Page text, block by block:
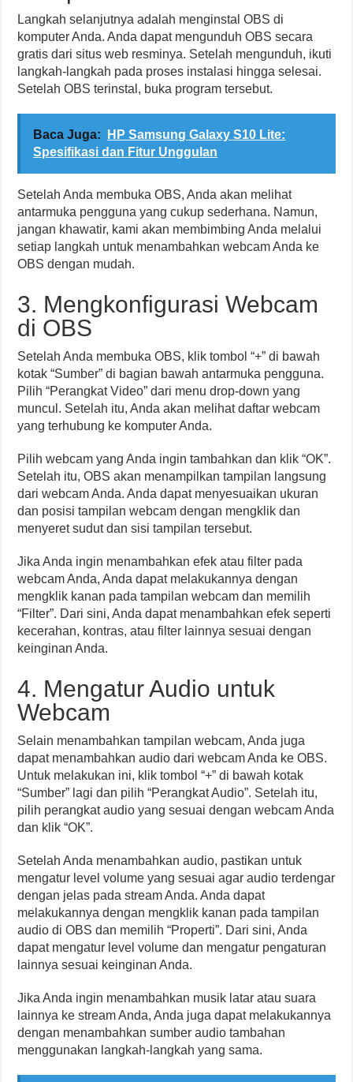
Langkah selanjutnya adalah menginstal OBS di
komputer Anda. Anda dapat mengunduh OBS secara
gratis dari situs web resminya. Setelah mengunduh, ikuti
langkah-langkah pada proses instalasi hingga selesai.
Setelah OBS terinstal, buka program tersebut.
Baca Juga:
HP Samsung Galaxy S10 Lite:
Spesifikasi dan Fitur Unggulan
Setelah Anda membuka OBS, Anda akan melihat
antarmuka pengguna yang cukup sederhana. Namun,
jangan khawatir, kami akan membimbing Anda melalui
setiap langkah untuk menambahkan webcam Anda ke
OBS dengan mudah.
3. Mengkonfigurasi Webcam
di OBS
Setelah Anda membuka OBS, klik tombol “+” di bawah
kotak “Sumber” di bagian bawah antarmuka pengguna.
Pilih “Perangkat Video” dari menu drop-down yang
muncul. Setelah itu, Anda akan melihat daftar webcam
yang terhubung ke komputer Anda.
Pilih webcam yang Anda ingin tambahkan dan klik “OK”.
Setelah itu, OBS akan menampilkan tampilan langsung
dari webcam Anda. Anda dapat menyesuaikan ukuran
dan posisi tampilan webcam dengan mengklik dan
menyeret sudut dan sisi tampilan tersebut.
Jika Anda ingin menambahkan efek atau filter pada
webcam Anda, Anda dapat melakukannya dengan
mengklik kanan pada tampilan webcam dan memilih
“Filter”. Dari sini, Anda dapat menambahkan efek seperti
kecerahan, kontras, atau filter lainnya sesuai dengan
keinginan Anda.
4. Mengatur Audio untuk
Webcam
Selain menambahkan tampilan webcam, Anda juga
dapat menambahkan audio dari webcam Anda ke OBS.
Untuk melakukan ini, klik tombol “+” di bawah kotak
“Sumber” lagi dan pilih “Perangkat Audio”. Setelah itu,
pilih perangkat audio yang sesuai dengan webcam Anda
dan klik “OK”.
Setelah Anda menambahkan audio, pastikan untuk
mengatur level volume yang sesuai agar audio terdengar
dengan jelas pada stream Anda. Anda dapat
melakukannya dengan mengklik kanan pada tampilan
audio di OBS dan memilih “Properti”. Dari sini, Anda
dapat mengatur level volume dan mengatur pengaturan
lainnya sesuai keinginan Anda.
Jika Anda ingin menambahkan musik latar atau suara
lainnya ke stream Anda, Anda juga dapat melakukannya
dengan menambahkan sumber audio tambahan
menggunakan langkah-langkah yang sama.